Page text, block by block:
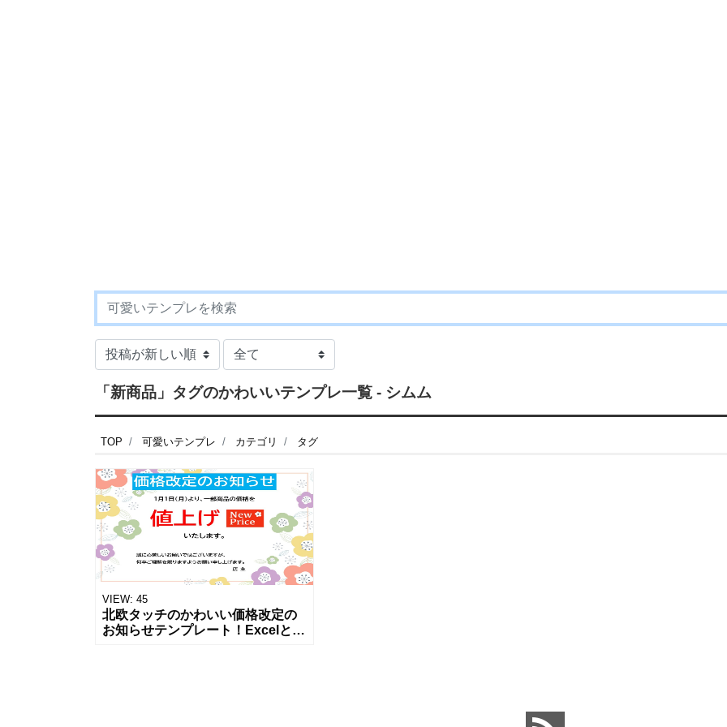
「新商品」タグのかわいいテンプレ一覧 - シムム
TOP 可愛いテンプレ カテゴリ タグ
VIEW: 45
北欧タッチのかわいい価格改定の
お知らせテンプレート！Excelと